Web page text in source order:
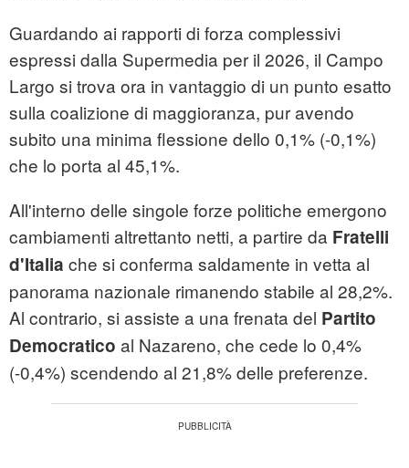
Guardando ai rapporti di forza complessivi
espressi dalla Supermedia per il 2026, il Campo
Largo si trova ora in vantaggio di un punto esatto
sulla coalizione di maggioranza, pur avendo
subito una minima flessione dello 0,1% (-0,1%)
che lo porta al 45,1%.
All'interno delle singole forze politiche emergono
cambiamenti altrettanto netti, a partire da Fratelli
d'Italia che si conferma saldamente in vetta al
panorama nazionale rimanendo stabile al 28,2%.
Al contrario, si assiste a una frenata del Partito
Democratico al Nazareno, che cede lo 0,4%
(-0,4%) scendendo al 21,8% delle preferenze.